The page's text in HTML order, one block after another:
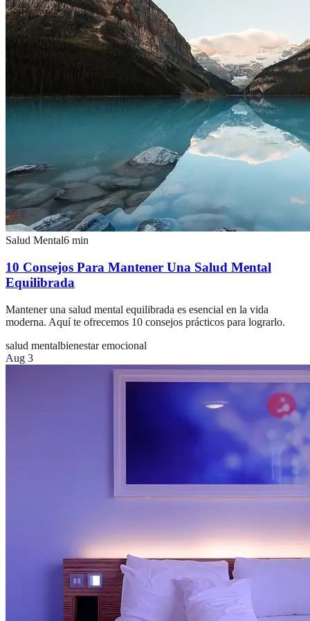
Salud Mental6 min
10 Consejos Para Mantener Una Salud Mental
Equilibrada
Mantener una salud mental equilibrada es esencial en la vida
moderna. Aquí te ofrecemos 10 consejos prácticos para lograrlo.
salud mentalbienestar emocional
Aug 3